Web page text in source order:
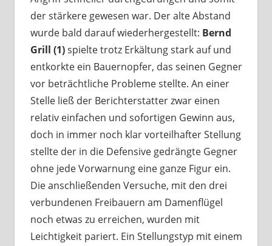
der stärkere gewesen war. Der alte Abstand
wurde bald darauf wiederhergestellt: Bernd
Grill (1)spielte trotz Erkältung stark auf und
entkorkte ein Bauernopfer, das seinen Gegner
vor beträchtliche Probleme stellte. An einer
Stelle ließ der Berichterstatter zwar einen
relativ einfachen und sofortigen Gewinn aus,
doch in immer noch klar vorteilhafter Stellung
stellte der in die Defensive gedrängte Gegner
ohne jede Vorwarnung eine ganze Figur ein.
Die anschließenden Versuche, mit den drei
verbundenen Freibauern am Damenflügel
noch etwas zu erreichen, wurden mit
Leichtigkeit pariert. Ein Stellungstyp mit einem